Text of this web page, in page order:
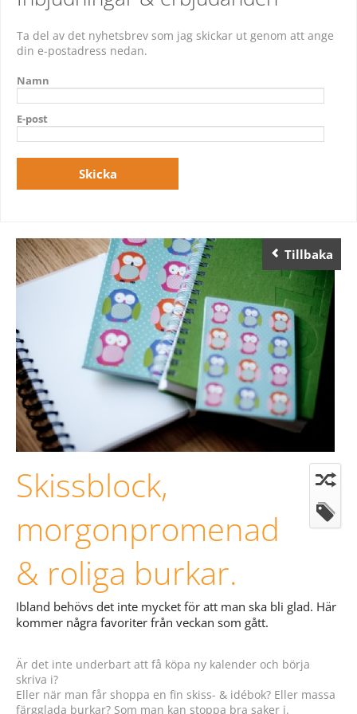
Ta del av det nyhetsbrev som jag skickar ut genom att ange
din e-postadress nedan.
Namn
E-post
Tillbaka
Skissblock,
morgonpromenad
& roliga burkar.
Ibland behövs det inte mycket för att man ska bli glad. Här
kommer några favoriter från veckan som gått.
Är det inte underbart att få köpa ny kalender och börja
skriva i?
Eller när man får shoppa en fin skiss- & idébok? Eller massa
färgglada burkar? Som man kan stoppa bra saker i.